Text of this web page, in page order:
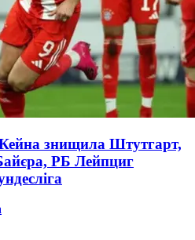
знищила Штутгарт,
РБ Лейпциг